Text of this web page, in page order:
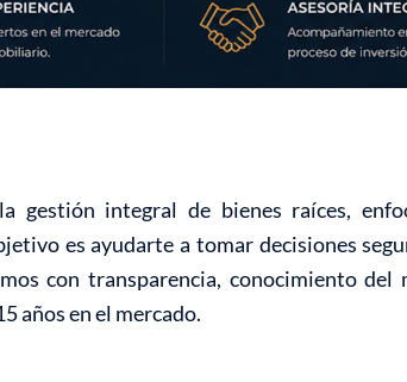
gestión integral de bienes raíces,
es ayudarte a tomar decisiones
con transparencia, conocimiento del
años en el mercado.